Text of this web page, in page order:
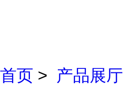
首页 > 产品展厅